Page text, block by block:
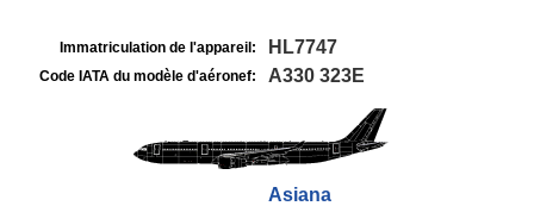
Immatriculation de l'appareil: HL7747
Code IATA du modèle d'aéronef: A330 323E
Asiana